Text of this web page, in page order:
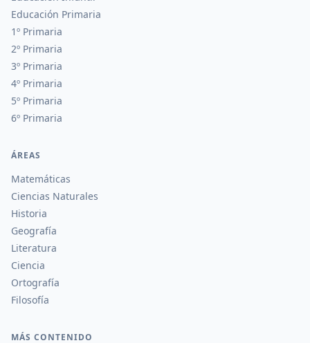
Educación Primaria
1º Primaria
2º Primaria
3º Primaria
4º Primaria
5º Primaria
6º Primaria
ÁREAS
Matemáticas
Ciencias Naturales
Historia
Geografía
Literatura
Ciencia
Ortografía
Filosofía
MÁS CONTENIDO